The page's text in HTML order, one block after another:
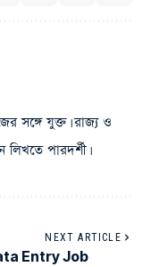
সঙ্গে যুক্ত। রাজ্য ও
পারদর্শী।
NEXT ARTICLE
Entry Job